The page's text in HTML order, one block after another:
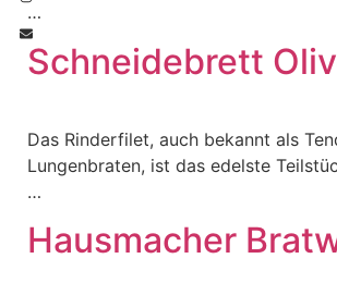
…
Schneidebrett
Das Rinderfilet, auch bekannt als
Lungenbraten, ist das edelste
…
Hausmacher